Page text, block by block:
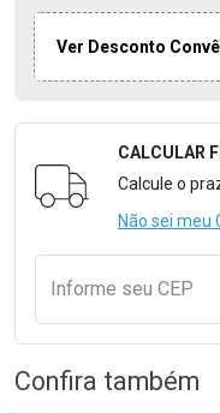
Ver Desconto
Formulário para
CALCULAR
Calcule o
Não sei meu
Informe seu CEP
Confira também